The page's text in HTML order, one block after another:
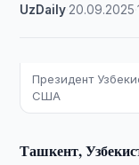
UzDaily 20.09.2025 ·
Президент
США
Ташкент,